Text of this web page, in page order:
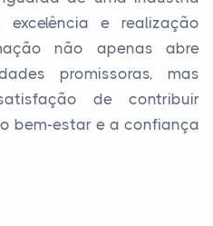
excelência e realização
não apenas abre
promissoras, mas
de contribuir
bem-estar e a confiança